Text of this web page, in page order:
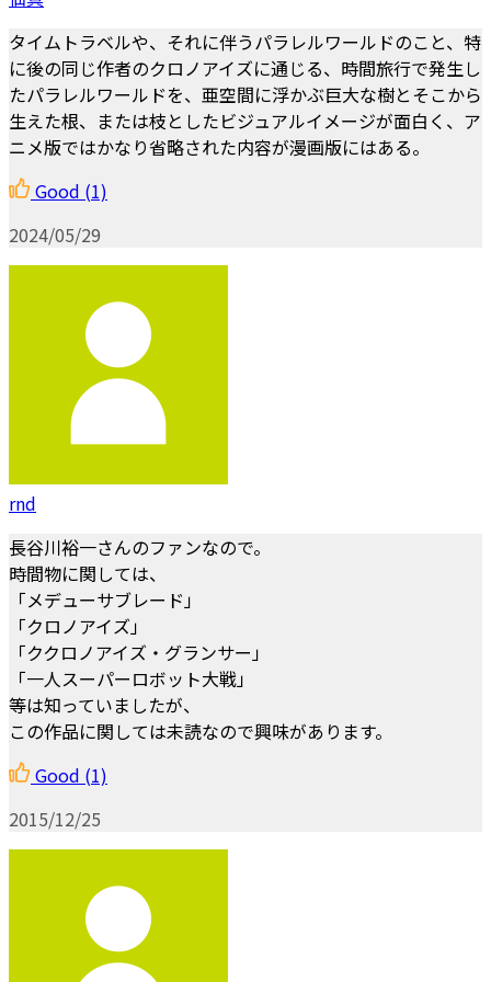
タイムトラベルや、それに伴うパラレルワールドのこと、特
に後の同じ作者のクロノアイズに通じる、時間旅行で発生し
たパラレルワールドを、亜空間に浮かぶ巨大な樹とそこから
生えた根、または枝としたビジュアルイメージが面白く、ア
ニメ版ではかなり省略された内容が漫画版にはある。
Good (1)
2024/05/29
rnd
長谷川裕一さんのファンなので。
時間物に関しては、
「メデューサブレード」
「クロノアイズ」
「ククロノアイズ・グランサー」
「一人スーパーロボット大戦」
等は知っていましたが、
この作品に関しては未読なので興味があります。
Good (1)
2015/12/25